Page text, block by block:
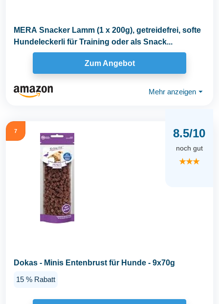
MERA Snacker Lamm (1 x 200g), getreidefrei, softe
Hundeleckerli für Training oder als Snack...
Zum Angebot
Mehr anzeigen ⏷
7 8.5/10
noch gut
★★★
Dokas - Minis Entenbrust für Hunde - 9x70g
15 % Rabatt